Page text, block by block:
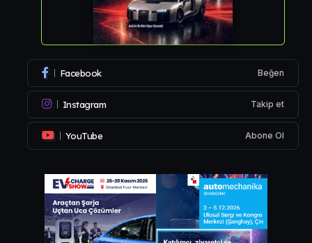
Facebook Beğen
Instagram Takip et
YouTube Abone Ol